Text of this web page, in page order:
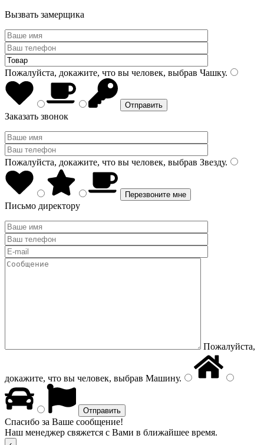
Вызвать замерщика
Пожалуйста, докажите, что вы человек, выбрав Чашку.
Заказать звонок
Пожалуйста, докажите, что вы человек, выбрав Звезду.
Письмо директору
Пожалуйста,
докажите, что вы человек, выбрав Машину.
Спасибо за Ваше сообщение!
Наш менеджер свяжется с Вами в ближайшее время.